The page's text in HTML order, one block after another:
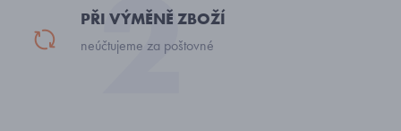
PŘI VÝMĚNĚ ZBOŽÍ
neúčtujeme za poštovné